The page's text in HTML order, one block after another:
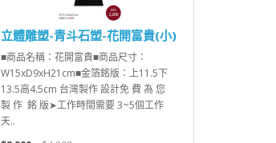
立體雕塑-青斗石塑-花開富貴(小)
■商品名稱：花開富貴■商品尺寸：
W15xD9xH21cm■金箔銘版：上11.5下
13.5高4.5cm 台灣製作 設計免 費 為 您
製 作 銘 版➤工作時間需要 3~5個工作
天..